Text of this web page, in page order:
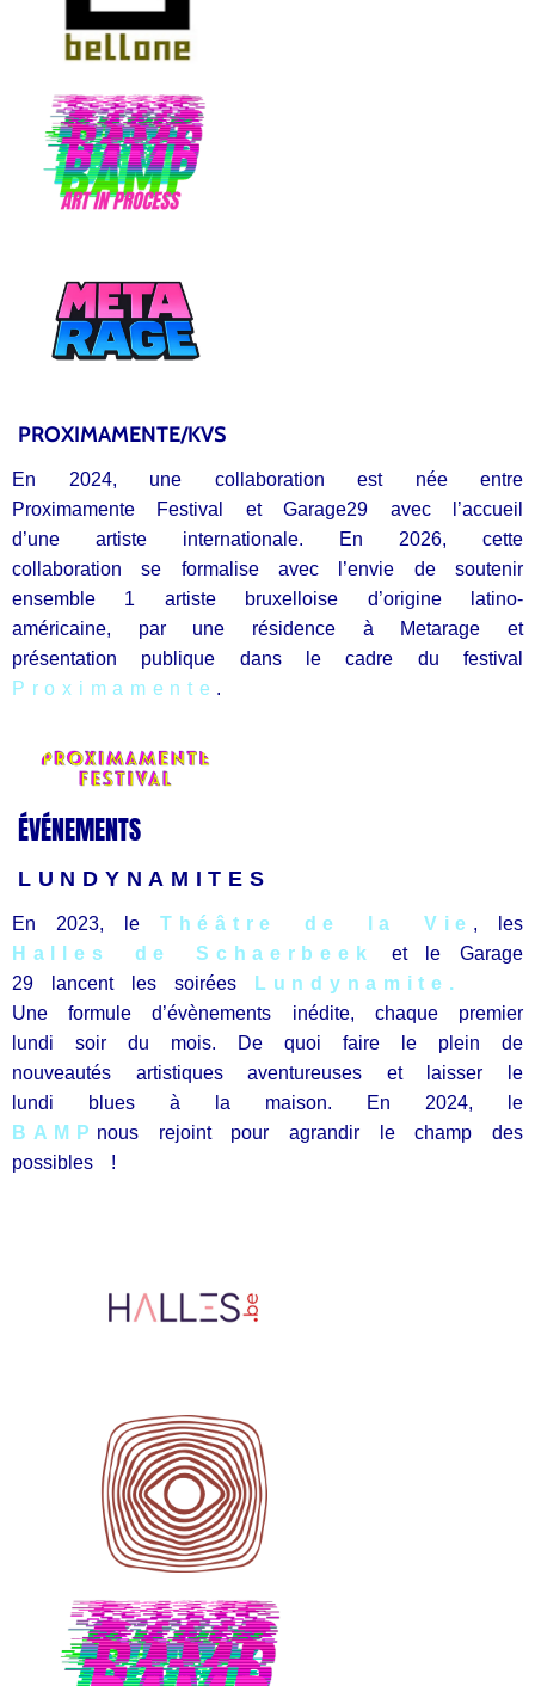
PROXIMAMENTE/KVS
En 2024, une collaboration est née entre
Proximamente Festival et Garage29 avec l’accueil
d’une artiste internationale. En 2026, cette
collaboration se formalise avec l’envie de soutenir
ensemble 1 artiste bruxelloise d’origine latino-
américaine, par une résidence à Metarage et
présentation publique dans le cadre du festival
Proximamente .
ÉVÉNEMENTS
LUNDYNAMITES
En 2023, leThéâtre de la Vie , les
Halles de Schaerbeek
et le Garage
29 lancent les soirées
Lundynamite.
Une formule d’évènements inédite, chaque premier
lundi soir du mois. De quoi faire le plein de
nouveautés artistiques aventureuses et laisser le
lundi blues à la maison. En 2024, le
BAMP nous rejoint pour agrandir le champ des
possibles !